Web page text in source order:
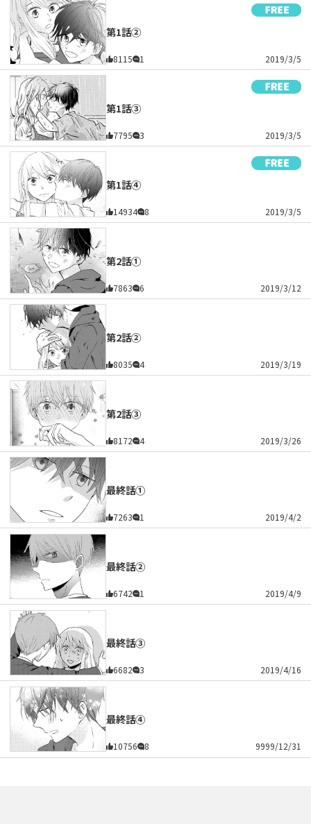
第1話②
8115 1 2019/3/5
第1話③
7795 3 2019/3/5
第1話④
14934 8 2019/3/5
第2話①
7863 6 2019/3/12
第2話②
8035 4 2019/3/19
第2話③
8172 4 2019/3/26
最終話①
7263 1 2019/4/2
最終話②
6742 1 2019/4/9
最終話③
6682 3 2019/4/16
最終話④
10756 8 9999/12/31